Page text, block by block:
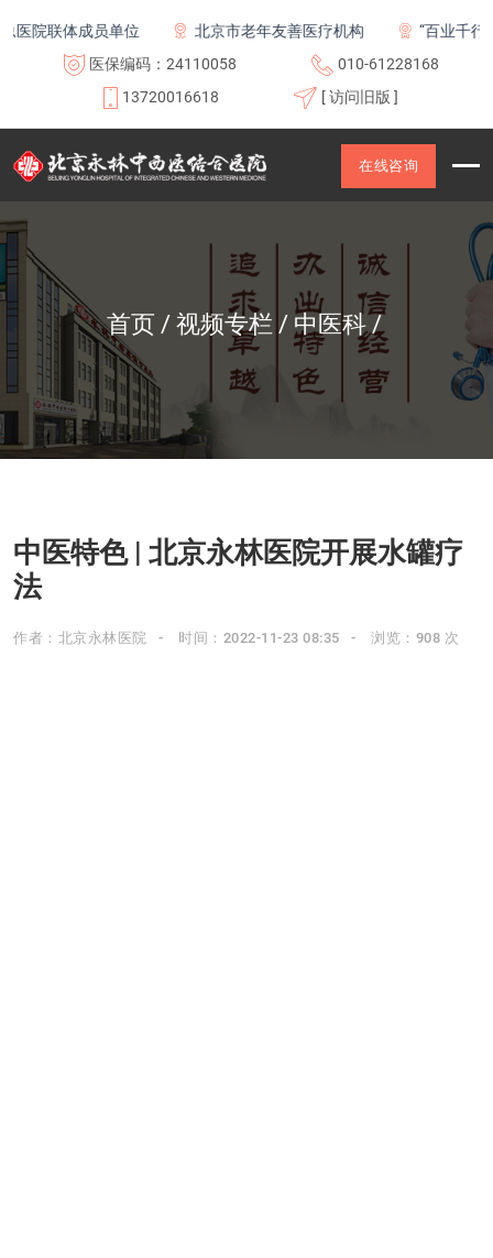
院联体成员单位 北京市老年友善医疗机构
“百业千行齐
医保编码：24110058
010-61228168
13720016618
[ 访问旧版 ]
在线咨询
首页 视频专栏 中医科
中医特色 | 北京永林医院开展水罐疗
法
作者：北京永林医院 时间：2022-11-23 08:35 浏览：908 次